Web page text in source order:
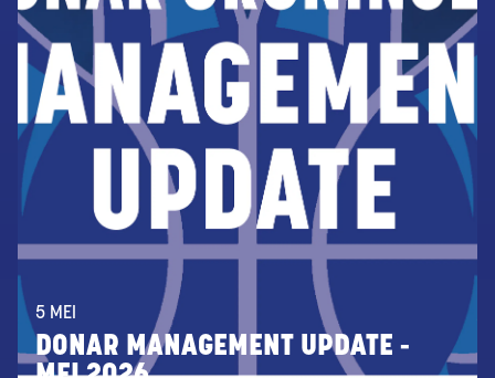
5 MEI
DONAR MANAGEMENT UPDATE -